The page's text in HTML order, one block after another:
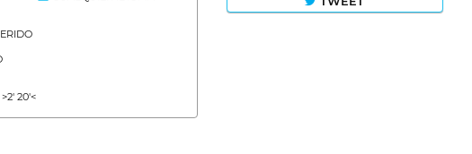
20'<